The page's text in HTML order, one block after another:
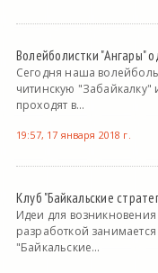
Волейболистки "Ангары"
Сегодня наша
читинскую "Забайкалку"
проходят в...
19:57, 17 января 2018 г.
Клуб "Байкальские
Идеи для
разработкой
"Байкальские...